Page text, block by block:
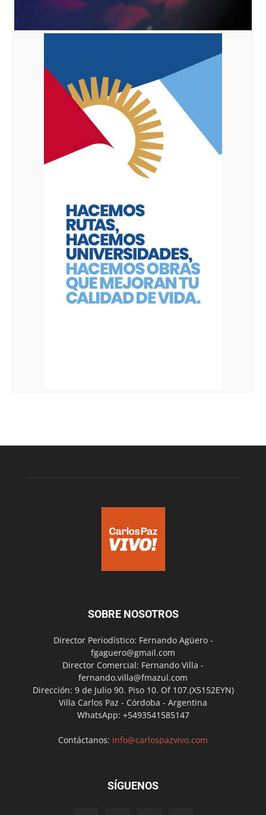
SOBRE NOSOTROS
Director Periodístico: Fernando Agüero -
fgaguero@gmail.com
Director Comercial: Fernando Villa -
fernando.villa@fmazul.com
Dirección: 9 de Julio 90. Piso 10. Of 107.(X5152EYN)
Villa Carlos Paz - Córdoba - Argentina
WhatsApp: +5493541585147
Contáctanos: info@carlospazvivo.com
SÍGUENOS